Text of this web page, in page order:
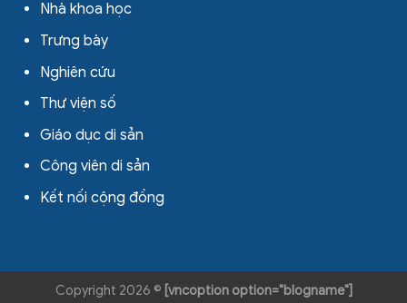
Nhà khoa học
Trưng bày
Nghiên cứu
Thư viện số
Giáo dục di sản
Công viên di sản
Kết nối cộng đồng
Copyright 2026 © [vncoption option="blogname"]